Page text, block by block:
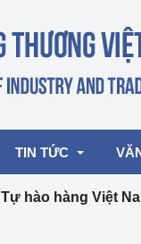
TIN TỨC
Tự hào hàng Việt